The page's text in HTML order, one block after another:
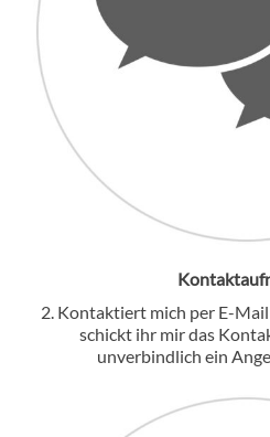
2. Kontaktiert mich per E-
schickt ihr mir das
unverbindlich ein